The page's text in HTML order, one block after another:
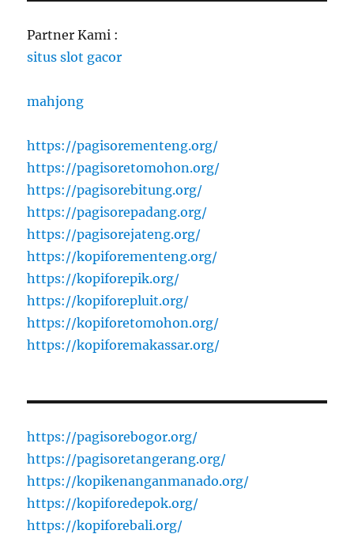
Partner Kami :
situs slot gacor
mahjong
https://pagisorementeng.org/
https://pagisoretomohon.org/
https://pagisorebitung.org/
https://pagisorepadang.org/
https://pagisorejateng.org/
https://kopiforementeng.org/
https://kopiforepik.org/
https://kopiforepluit.org/
https://kopiforetomohon.org/
https://kopiforemakassar.org/
https://pagisorebogor.org/
https://pagisoretangerang.org/
https://kopikenanganmanado.org/
https://kopiforedepok.org/
https://kopiforebali.org/